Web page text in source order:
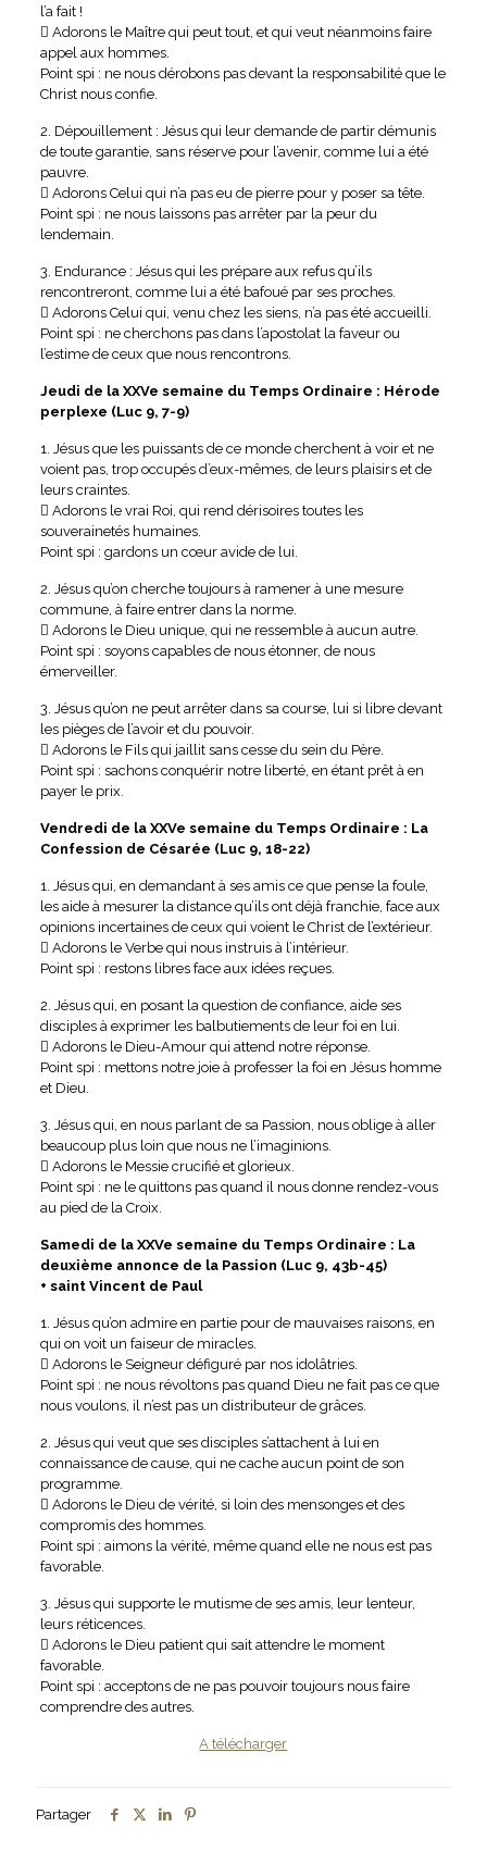
l’a fait !
 Adorons le Maître qui peut tout, et qui veut néanmoins faire
appel aux hommes.
Point spi : ne nous dérobons pas devant la responsabilité que le
Christ nous confie.
2. Dépouillement : Jésus qui leur demande de partir démunis
de toute garantie, sans réserve pour l’avenir, comme lui a été
pauvre.
 Adorons Celui qui n’a pas eu de pierre pour y poser sa tête.
Point spi : ne nous laissons pas arrêter par la peur du
lendemain.
3. Endurance : Jésus qui les prépare aux refus qu’ils
rencontreront, comme lui a été bafoué par ses proches.
 Adorons Celui qui, venu chez les siens, n’a pas été accueilli.
Point spi : ne cherchons pas dans l’apostolat la faveur ou
l’estime de ceux que nous rencontrons.
Jeudi de la XXVe semaine du Temps Ordinaire : Hérode
perplexe (Luc 9, 7-9)
1. Jésus que les puissants de ce monde cherchent à voir et ne
voient pas, trop occupés d’eux-mêmes, de leurs plaisirs et de
leurs craintes.
 Adorons le vrai Roi, qui rend dérisoires toutes les
souverainetés humaines.
Point spi : gardons un cœur avide de lui.
2. Jésus qu’on cherche toujours à ramener à une mesure
commune, à faire entrer dans la norme.
 Adorons le Dieu unique, qui ne ressemble à aucun autre.
Point spi : soyons capables de nous étonner, de nous
émerveiller.
3. Jésus qu’on ne peut arrêter dans sa course, lui si libre devant
les pièges de l’avoir et du pouvoir.
 Adorons le Fils qui jaillit sans cesse du sein du Père.
Point spi : sachons conquérir notre liberté, en étant prêt à en
payer le prix.
Vendredi de la XXVe semaine du Temps Ordinaire : La
Confession de Césarée (Luc 9, 18-22)
1. Jésus qui, en demandant à ses amis ce que pense la foule,
les aide à mesurer la distance qu’ils ont déjà franchie, face aux
opinions incertaines de ceux qui voient le Christ de l’extérieur.
 Adorons le Verbe qui nous instruis à l’intérieur.
Point spi : restons libres face aux idées reçues.
2. Jésus qui, en posant la question de confiance, aide ses
disciples à exprimer les balbutiements de leur foi en lui.
 Adorons le Dieu-Amour qui attend notre réponse.
Point spi : mettons notre joie à professer la foi en Jésus homme
et Dieu.
3. Jésus qui, en nous parlant de sa Passion, nous oblige à aller
beaucoup plus loin que nous ne l’imaginions.
 Adorons le Messie crucifié et glorieux.
Point spi : ne le quittons pas quand il nous donne rendez-vous
au pied de la Croix.
Samedi de la XXVe semaine du Temps Ordinaire : La
deuxième annonce de la Passion (Luc 9, 43b-45)
+ saint Vincent de Paul
1. Jésus qu’on admire en partie pour de mauvaises raisons, en
qui on voit un faiseur de miracles.
 Adorons le Seigneur défiguré par nos idolâtries.
Point spi : ne nous révoltons pas quand Dieu ne fait pas ce que
nous voulons, il n’est pas un distributeur de grâces.
2. Jésus qui veut que ses disciples s’attachent à lui en
connaissance de cause, qui ne cache aucun point de son
programme.
 Adorons le Dieu de vérité, si loin des mensonges et des
compromis des hommes.
Point spi : aimons la vérité, même quand elle ne nous est pas
favorable.
3. Jésus qui supporte le mutisme de ses amis, leur lenteur,
leurs réticences.
 Adorons le Dieu patient qui sait attendre le moment
favorable.
Point spi : acceptons de ne pas pouvoir toujours nous faire
comprendre des autres.
A télécharger
Partager